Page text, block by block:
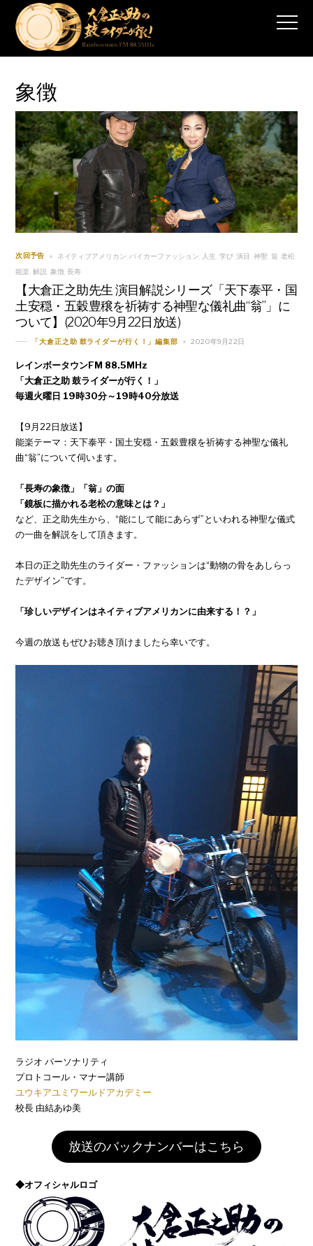
象徴
次回予告 ネイティブアメリカン バイカーファッション 人生 学び, 演目 神聖 翁 老松
能楽 解説, 象徴 長寿
【大倉正之助先生 演目解説シリーズ「天下泰平・国
土安穏・五穀豊穣を祈祷する神聖な儀礼曲“翁”」に
ついて】(2020年9月22日放送)
「大倉正之助 鼓ライダーが行く！」編集部 2020年9月22日
レインボータウンFM 88.5MHz
「大倉正之助 鼓ライダーが行く！」
毎週火曜日 19時30分～19時40分放送
【9月22日放送】
能楽テーマ：天下泰平・国土安穏・五穀豊穣を祈祷する神聖な儀礼
曲“翁”について伺います。
「長寿の象徴」「翁」の面
「鏡板に描かれる老松の意味とは？」
など、正之助先生から、“能にして能にあらず”といわれる神聖な儀式
の一曲を解説をして頂きます。
本日の正之助先生のライダー・ファッションは“動物の骨をあしらっ
たデザイン”です。
「珍しいデザインはネイティブアメリカンに由来する！？」
今週の放送もぜひお聴き頂けましたら幸いです。
ラジオ パーソナリティ
プロトコール・マナー講師
ユウキアユミワールドアカデミー
校長 由結あゆ美
放送のバックナンバーはこちら
◆オフィシャルロゴ